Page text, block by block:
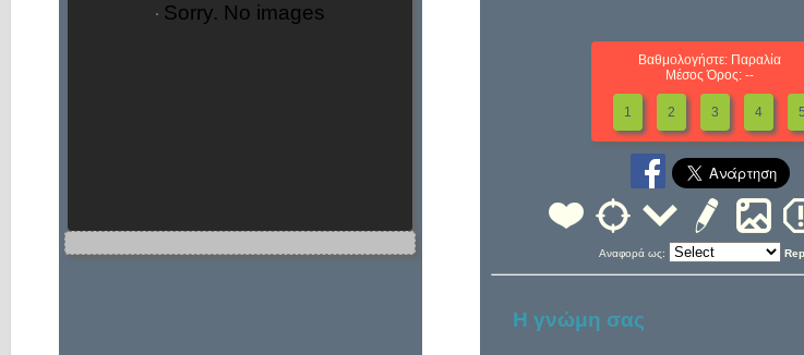
Sorry. No images
Βαθμολογήστε: Παραλία
Μέσος Όρος: --
1 2 3 4 5
Αναφορά ως:
Η γνώμη σας